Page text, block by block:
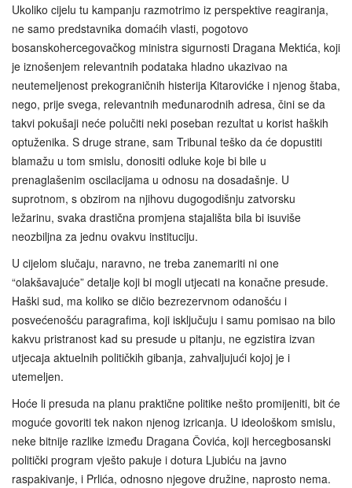
Ukoliko cijelu tu kampanju razmotrimo iz perspektive reagiranja,
ne samo predstavnika domaćih vlasti, pogotovo
bosanskohercegovačkog ministra sigurnosti Dragana Mektića, koji
je iznošenjem relevantnih podataka hladno ukazivao na
neutemeljenost prekograničnih histerija Kitarovićke i njenog štaba,
nego, prije svega, relevantnih međunarodnih adresa, čini se da
takvi pokušaji neće polučiti neki poseban rezultat u korist haških
optuženika. S druge strane, sam Tribunal teško da će dopustiti
blamažu u tom smislu, donositi odluke koje bi bile u
prenaglašenim oscilacijama u odnosu na dosadašnje. U
suprotnom, s obzirom na njihovu dugogodišnju zatvorsku
ležarinu, svaka drastična promjena stajališta bila bi isuviše
neozbiljna za jednu ovakvu instituciju.
U cijelom slučaju, naravno, ne treba zanemariti ni one
“olakšavajuće” detalje koji bi mogli utjecati na konačne presude.
Haški sud, ma koliko se dičio bezrezervnom odanošću i
posvećenošću paragrafima, koji isključuju i samu pomisao na bilo
kakvu pristranost kad su presude u pitanju, ne egzistira izvan
utjecaja aktuelnih političkih gibanja, zahvaljujući kojoj je i
utemeljen.
Hoće li presuda na planu praktične politike nešto promijeniti, bit će
moguće govoriti tek nakon njenog izricanja. U ideološkom smislu,
neke bitnije razlike između Dragana Čovića, koji hercegbosanski
politički program vješto pakuje i dotura Ljubiću na javno
raspakivanje, i Prlića, odnosno njegove družine, naprosto nema.